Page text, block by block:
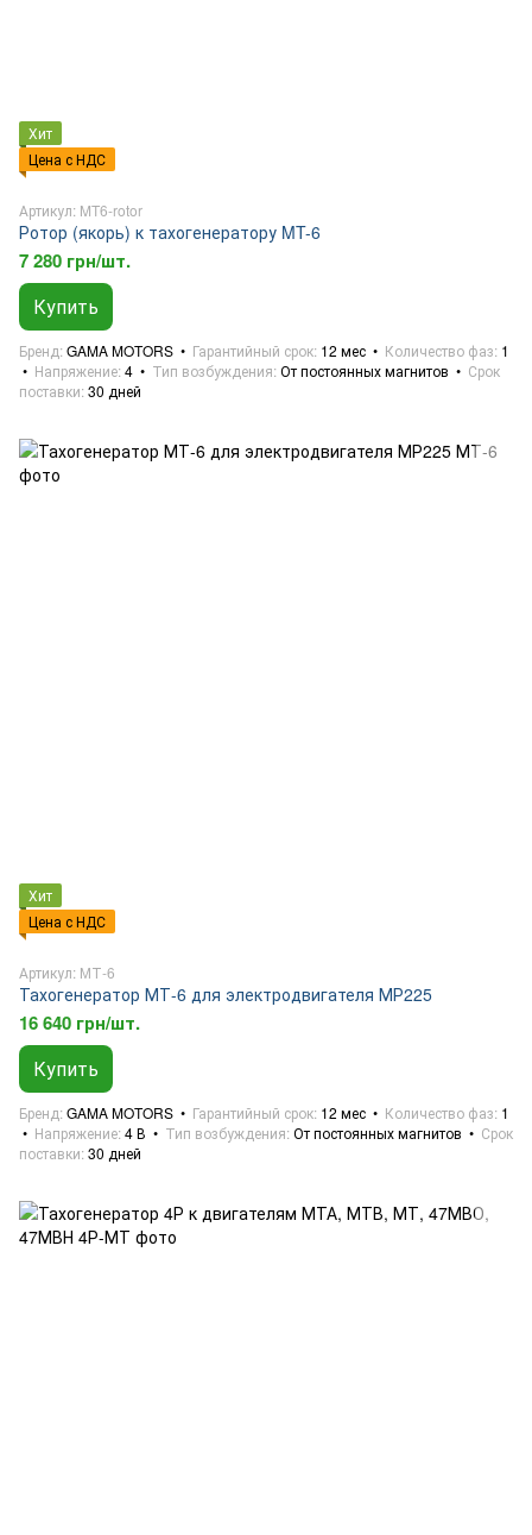
Хит
Цена с НДС
Артикул: MT6-rotor
Ротор (якорь) к тахогенератору MT-6
7 280 грн/шт.
Купить
Бренд GAMA MOTORS Гарантийный срок 12 мес Количество фаз 1
Напряжение 4 Тип возбуждения От постоянных магнитов
Срок
поставки 30 дней
Хит
Цена с НДС
Артикул: МТ-6
Тахогенератор МТ-6 для электродвигателя МР225
16 640 грн/шт.
Купить
Бренд GAMA MOTORS Гарантийный срок 12 мес Количество фаз 1
Напряжение 4 В Тип возбуждения От постоянных магнитов
Срок
поставки 30 дней